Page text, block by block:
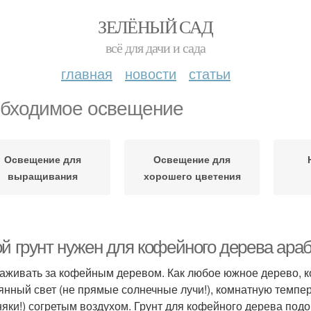
ЗЕЛЁНЫЙ САД
всё для дачи и сада
главная новости статьи
освещение
Освещение для
выращивания
Освещение для
хорошего цветения
грунт нужен для кофейного дерева
за кофейным деревом. Как любое южное дерево,
свет (не прямые солнечные лучи!), комнатную
согретым воздухом. Грунт для кофейного дерева